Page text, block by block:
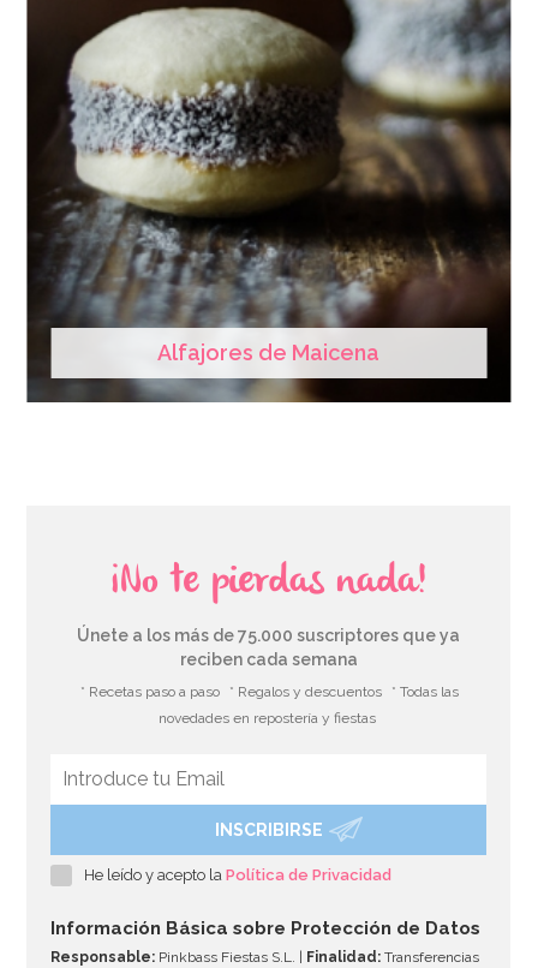
Alfajores de Maicena
¡No te pierdas nada!
Únete a los más de 75.000 suscriptores que ya
reciben cada semana
* Recetas paso a paso * Regalos y descuentos
* Todas las
novedades en repostería y fiestas
INSCRIBIRSE
He leído y acepto laPolítica de Privacidad
Información Básica sobre Protección de Datos
Responsable: Pinkbass Fiestas S.L. | Finalidad: Transferencias